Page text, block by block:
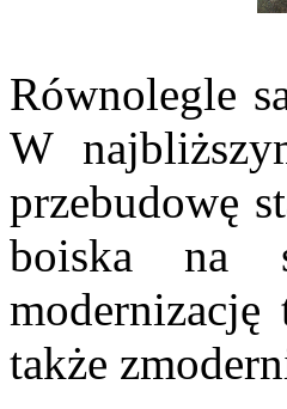
Równolegle
W
przebudowę
boiska na
także